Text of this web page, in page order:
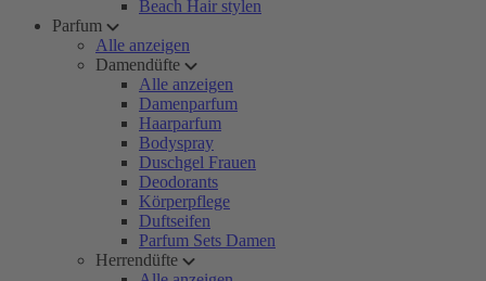
Beach Hair stylen
Parfum
Alle anzeigen
Damendüfte
Alle anzeigen
Damenparfum
Haarparfum
Bodyspray
Duschgel Frauen
Deodorants
Körperpflege
Duftseifen
Parfum Sets Damen
Herrendüfte